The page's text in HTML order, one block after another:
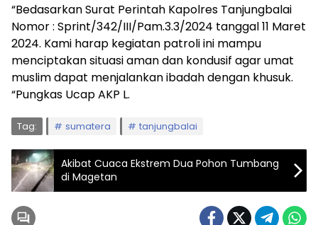
“Bedasarkan Surat Perintah Kapolres Tanjungbalai
Nomor : Sprint/342/III/Pam.3.3/2024 tanggal 11 Maret
2024. Kami harap kegiatan patroli ini mampu
menciptakan situasi aman dan kondusif agar umat
muslim dapat menjalankan ibadah dengan khusuk.
“Pungkas Ucap AKP L.
Tag: sumatera tanjungbalai
Akibat Cuaca Ekstrem Dua Pohon Tumbang
di Magetan